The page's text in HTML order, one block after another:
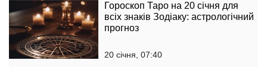
Гороскоп Таро на 20 січня для
всіх знаків Зодіаку: астрологічний
прогноз
20 січня, 07:40